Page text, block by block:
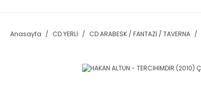
Anasayfa CD YERLİ CD ARABESK / FANTAZİ / TAVERNA